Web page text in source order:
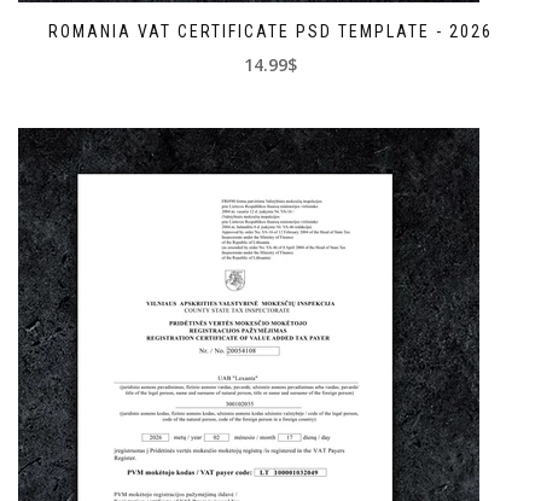
ROMANIA VAT CERTIFICATE PSD TEMPLATE - 2026
14.99$